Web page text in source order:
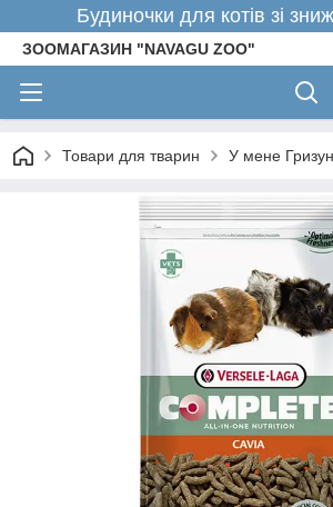
Будиночки для котів зі
ЗООМАГАЗИН "NAVAGU ZOO"
Товари для тварин У мене Гризун